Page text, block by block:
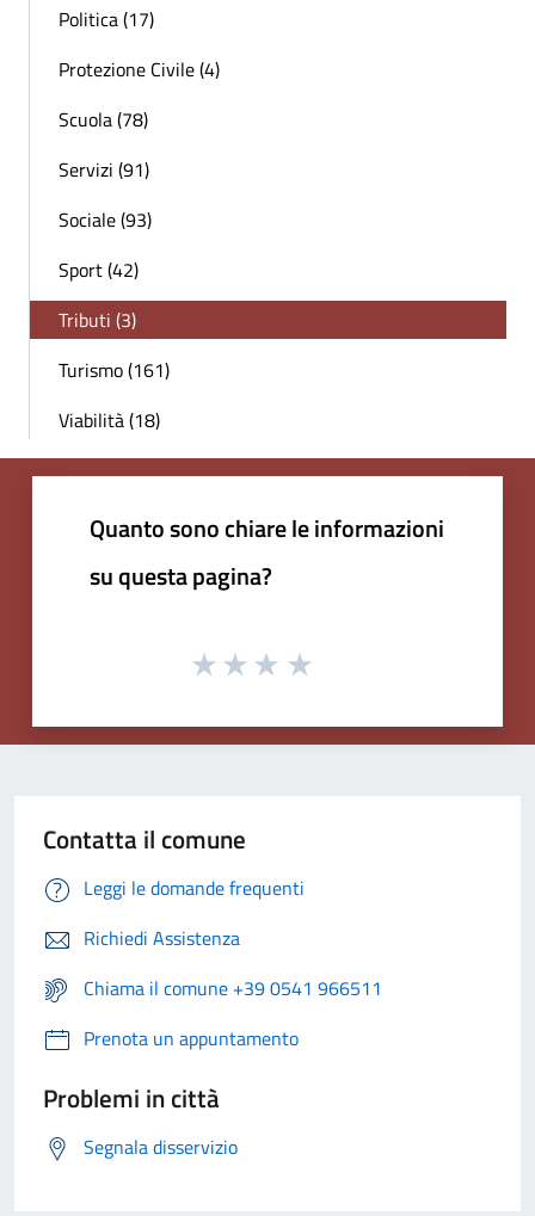
Politica (17)
Protezione Civile (4)
Scuola (78)
Servizi (91)
Sociale (93)
Sport (42)
Tributi (3)
Turismo (161)
Viabilità (18)
Quanto sono chiare le informazioni
su questa pagina?
Contatta il comune
Leggi le domande frequenti
Richiedi Assistenza
Chiama il comune +39 0541 966511
Prenota un appuntamento
Problemi in città
Segnala disservizio